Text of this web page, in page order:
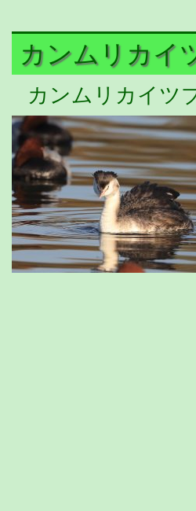
カンムリカイ
カンムリカイツ